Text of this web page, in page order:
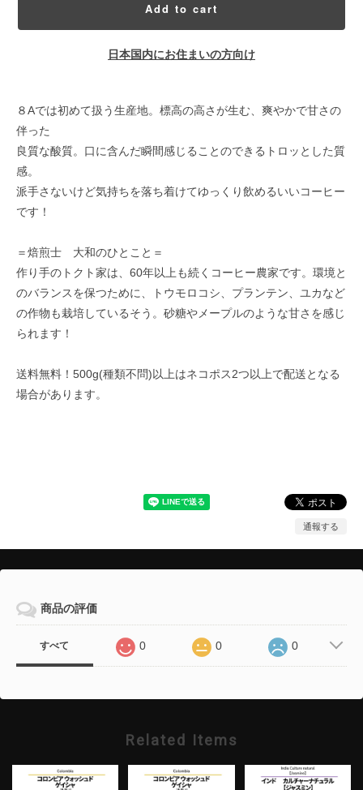
Add to cart
日本国内にお住まいの方向け
８Aでは初めて扱う生産地。標高の高さが生む、爽やかで甘さの
伴った
良質な酸質。口に含んだ瞬間感じることのできるトロッとした質
感。
派手さないけど気持ちを落ち着けてゆっくり飲めるいいコーヒー
です！
＝焙煎士 大和のひとこと＝
作り手のトクト家は、60年以上も続くコーヒー農家です。環境と
のバランスを保つために、トウモロコシ、プランテン、ユカなど
の作物も栽培しているそう。砂糖やメープルのような甘さを感じ
られます！
送料無料！500g(種類不問)以上はネコポス2つ以上で配送となる
場合があります。
通報する
商品の評価
すべて 0 0 0
Related Items